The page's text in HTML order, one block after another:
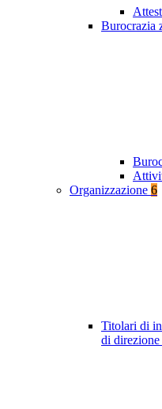
Burocrazia
Organizzazione 6
Titolari di
di